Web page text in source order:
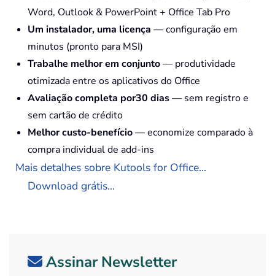
Word, Outlook & PowerPoint + Office Tab Pro
Um instalador, uma licença — configuração em
minutos (pronto para MSI)
Trabalhe melhor em conjunto— produtividade
otimizada entre os aplicativos do Office
Avaliação completa por30 dias— sem registro e
sem cartão de crédito
Melhor custo-benefício— economize comparado à
compra individual de add-ins
Mais detalhes sobre Kutools for Office...
Download grátis...
Assinar Newsletter